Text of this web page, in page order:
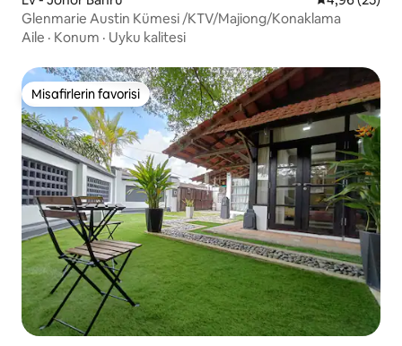
Glenmarie Austin Kümesi /KTV/Majiong/Konaklama
Aile · Konum · Uyku kalitesi
Misafirlerin favorisi
Misafirlerin favorisi